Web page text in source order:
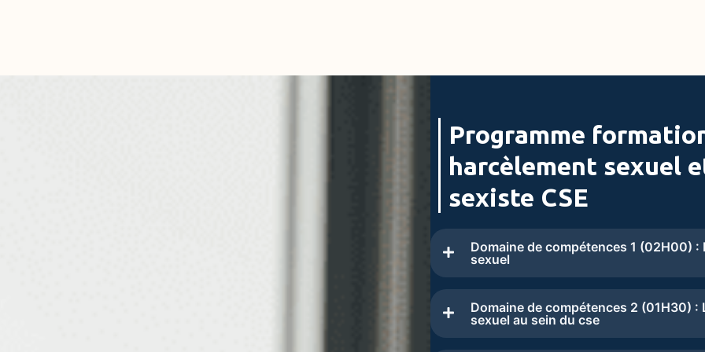
Programme
harcèlement sexuel
sexiste CSE
Domaine de compétences 1 (02H00)
sexuel
Domaine de compétences 2 (01H30) :
sexuel au sein du cse